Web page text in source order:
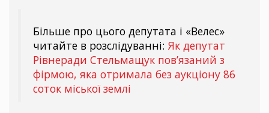
Більше про цього депутата і «Велес»
читайте в розслідуванні: Як депутат
Рівнеради Стельмащук пов’язаний з
фірмою, яка отримала без аукціону 86
соток міської землі